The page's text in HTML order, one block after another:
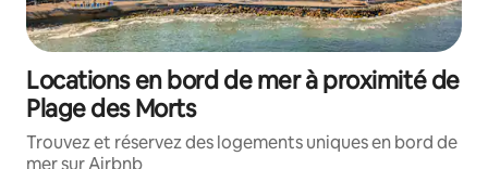
Locations en bord de mer à proximité de
Plage des Morts
Trouvez et réservez des logements uniques en bord de
mer sur Airbnb